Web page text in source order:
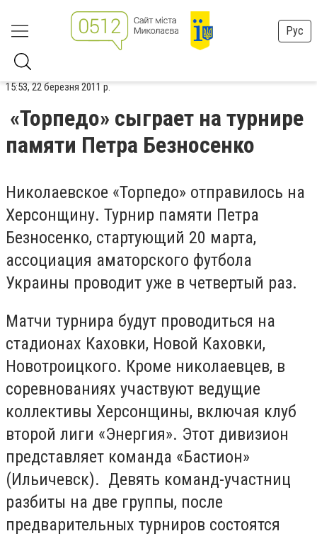
Рус
15:53, 22 березня 2011 р.
«Торпедо» сыграет на турнире
памяти Петра Безносенко
Николаевское «Торпедо» отправилось на
Херсонщину. Турнир памяти Петра
Безносенко, стартующий 20 марта,
ассоциация аматорского футбола
Украины проводит уже в четвертый раз.
Матчи турнира будут проводиться на
стадионах Каховки, Новой Каховки,
Новотроицкого. Кроме николаевцев, в
соревнованиях участвуют ведущие
коллективы Херсонщины, включая клуб
второй лиги «Энергия». Этот дивизион
представляет команда «Бастион»
(Ильичевск). Девять команд-участниц
разбиты на две группы, после
предварительных турниров состоятся